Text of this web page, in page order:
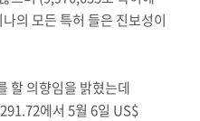
의 모든 특허 들은 진보성이
할 의향임을 밝혔는데
에서 5월 6일 US$